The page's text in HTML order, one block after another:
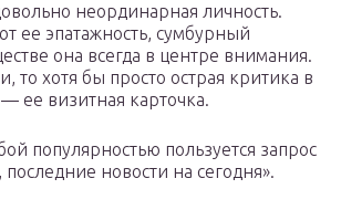
неординарная личность.
ее эпатажность, сумбурный
она всегда в центре внимания.
то хотя бы просто острая критика в
ее визитная карточка.
популярностью пользуется запрос
новости на сегодня».